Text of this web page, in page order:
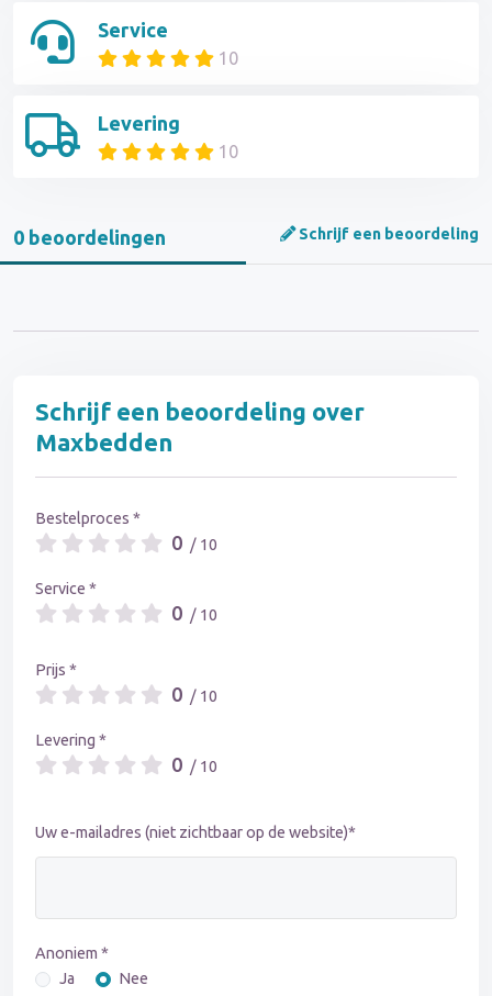
Service
10
Levering
10
0 beoordelingen Schrijf een beoordeling
Schrijf een beoordeling over
Maxbedden
Bestelproces *
0 / 10
Service *
0 / 10
Prijs *
0 / 10
Levering *
0 / 10
Uw e-mailadres (niet zichtbaar op de website)*
Anoniem *
Ja
Nee